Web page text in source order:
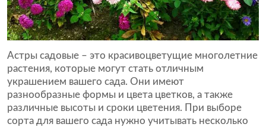
Астры садовые – это красивоцветущие многолетние
растения, которые могут стать отличным
украшением вашего сада. Они имеют
разнообразные формы и цвета цветков, а также
различные высоты и сроки цветения. При выборе
сорта для вашего сада нужно учитывать несколько